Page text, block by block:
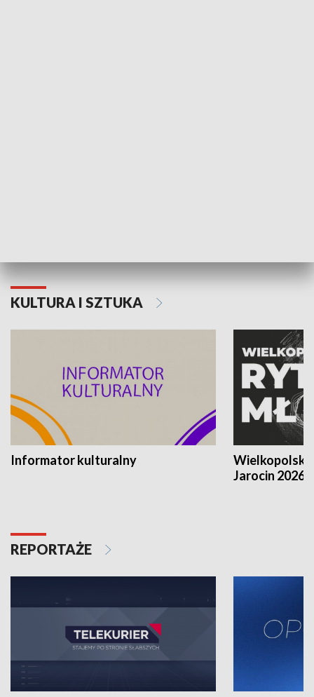
KULTURA I SZTUKA
Informator kulturalny
Jarocin 2026
REPORTAŻE